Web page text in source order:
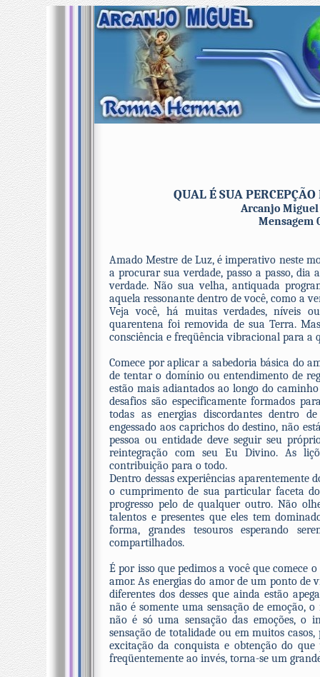
QUAL É SUA
Arcanjo Miguel
Mensagem
Amado Mestre de Luz, é imperativo neste
a procurar sua verdade, passo a passo, dia
verdade. Não sua velha, antiquada
aquela ressonante dentro de você, como a
Veja você, há muitas verdades, níveis
quarentena foi removida de sua Terra.
consciência e freqüência vibracional para a
Comece por aplicar a sabedoria básica do
de tentar o domínio ou entendimento de
estão mais adiantados ao longo do
desafios são especificamente formados
todas as energias discordantes dentro
engessado aos caprichos do destino, não
pessoa ou entidade deve seguir seu
reintegração com seu Eu Divino. As
contribuição para o todo.
Dentro dessas experiências aparentemente
o cumprimento de sua particular faceta
progresso pelo de qualquer outro. Não
talentos e presentes que eles tem
forma, grandes tesouros esperando
compartilhados.
É por isso que pedimos a você que comece
amor. As energias do amor de um ponto
diferentes dos desses que ainda estão
não é somente uma sensação de emoção,
não é só uma sensação das emoções, o
sensação de totalidade ou em muitos
excitação da conquista e obtenção do
freqüentemente ao invés, torna-se um